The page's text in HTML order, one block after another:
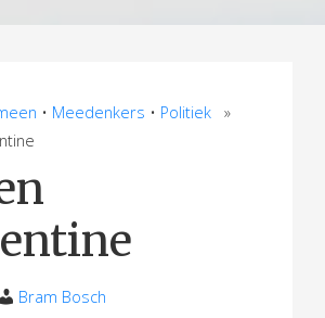
• Meedenkers • Politiek »
Bram Bosch